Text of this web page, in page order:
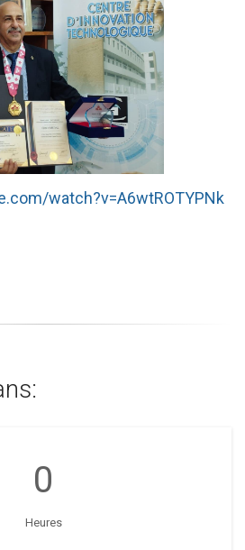
watch?v=A6wtROTYPNk
0
Heures